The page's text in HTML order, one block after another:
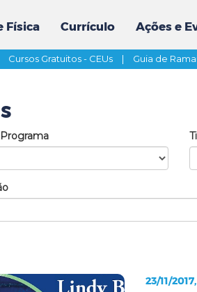
Física Currículo Ações e
Cursos Gratuitos - CEUs | Guia de
23/11/